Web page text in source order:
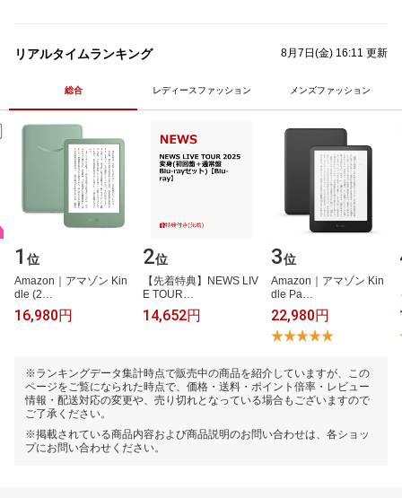
リアルタイムランキング 8月7日(金) 16:11 更新
総合 レディースファッション メンズファッション
1 位
A​m​a​z​o​n​｜​ア​マ​ゾ​ン​ ​K​i​n​
d​l​e​ ​(​2​…
16,980円
2位
【​先​着​特​典​】​N​E​W​S​ ​L​I​V​
E​ ​T​O​U​R​…
14,652円
3位
A​m​a​z​o​n​｜​ア​マ​ゾ​ン​ ​K​i​n​
d​l​e​ ​P​a​…
22,980円
※ランキングデータ集計時点で販売中の商品を紹介していますが、この
ページをご覧になられた時点で、価格・送料・ポイント倍率・レビュー
情報・配送対応の変更や、売り切れとなっている場合もございますので
ご了承ください。
※掲載されている商品内容および商品説明のお問い合わせは、各ショッ
プにお問い合わせください。